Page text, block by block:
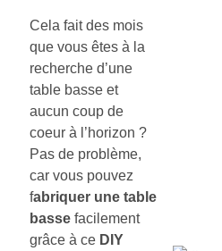
Cela fait des mois
que vous êtes à la
recherche d’une
table basse et
aucun coup de
coeur à l’horizon ?
Pas de problème,
car vous pouvez
fabriquer une table
basse facilement
grâce à ce DIY